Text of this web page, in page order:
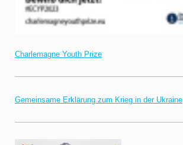
Charlemagne Youth Prize
Gemeinsame Erklärung zum Krieg in der Ukraine